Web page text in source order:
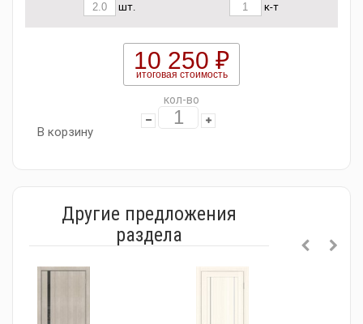
шт. к-т
10 250 ₽
итоговая стоимость
кол-во
В корзину
Другие предложения
раздела